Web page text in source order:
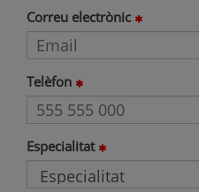
Correu electrònic
Telèfon
Especialitat